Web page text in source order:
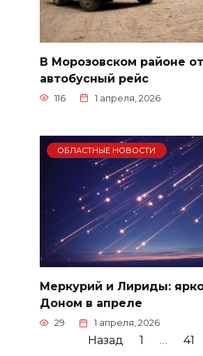
В Морозовском районе
автобусный рейс
116 1 апреля, 2026
ОБЛАСТНЫЕ НОВОСТИ
Меркурий и Лириды:
Доном в апреле
29 1 апреля, 2026
Назад 1 … 41